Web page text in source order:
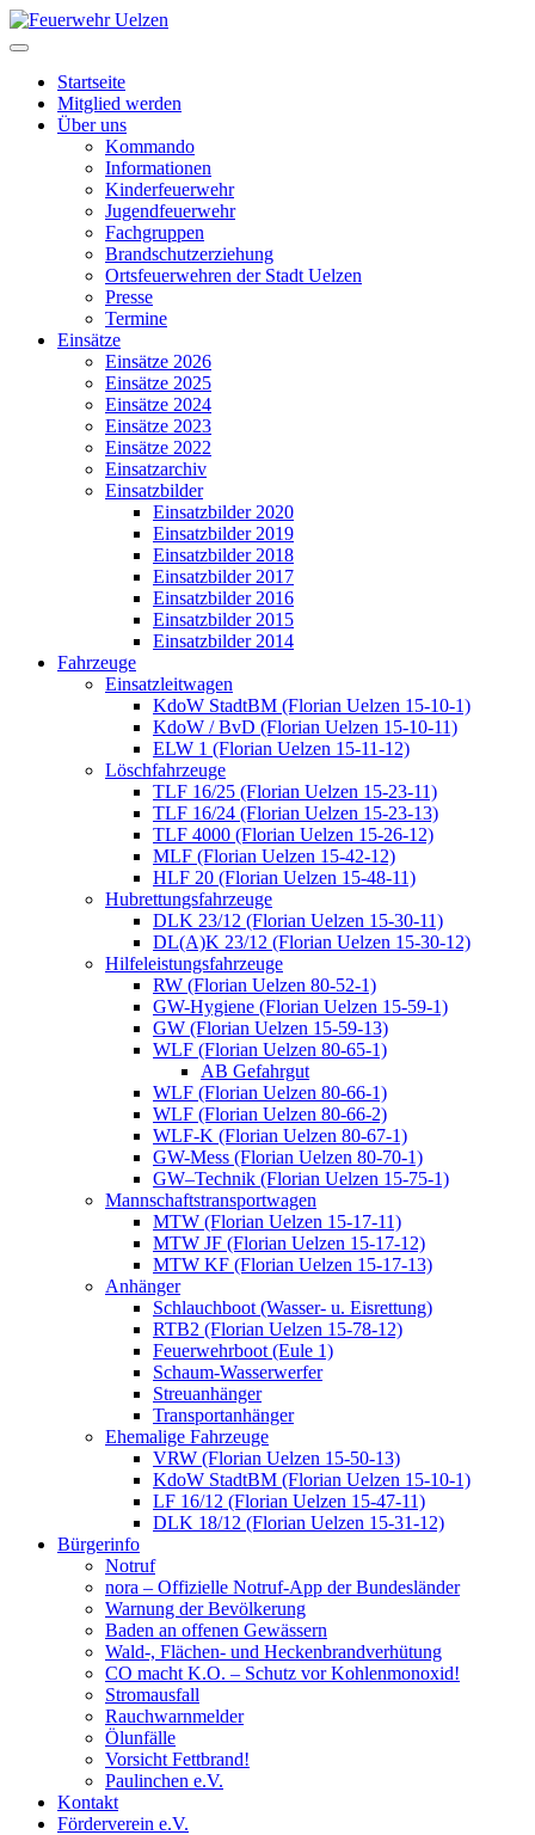
Startseite
Mitglied werden
Über uns
Kommando
Informationen
Kinderfeuerwehr
Jugendfeuerwehr
Fachgruppen
Brandschutzerziehung
Ortsfeuerwehren der Stadt Uelzen
Presse
Termine
Einsätze
Einsätze 2026
Einsätze 2025
Einsätze 2024
Einsätze 2023
Einsätze 2022
Einsatzarchiv
Einsatzbilder
Einsatzbilder 2020
Einsatzbilder 2019
Einsatzbilder 2018
Einsatzbilder 2017
Einsatzbilder 2016
Einsatzbilder 2015
Einsatzbilder 2014
Fahrzeuge
Einsatzleitwagen
KdoW StadtBM (Florian Uelzen 15-10-1)
KdoW / BvD (Florian Uelzen 15-10-11)
ELW 1 (Florian Uelzen 15-11-12)
Löschfahrzeuge
TLF 16/25 (Florian Uelzen 15-23-11)
TLF 16/24 (Florian Uelzen 15-23-13)
TLF 4000 (Florian Uelzen 15-26-12)
MLF (Florian Uelzen 15-42-12)
HLF 20 (Florian Uelzen 15-48-11)
Hubrettungsfahrzeuge
DLK 23/12 (Florian Uelzen 15-30-11)
DL(A)K 23/12 (Florian Uelzen 15-30-12)
Hilfeleistungsfahrzeuge
RW (Florian Uelzen 80-52-1)
GW-Hygiene (Florian Uelzen 15-59-1)
GW (Florian Uelzen 15-59-13)
WLF (Florian Uelzen 80-65-1)
AB Gefahrgut
WLF (Florian Uelzen 80-66-1)
WLF (Florian Uelzen 80-66-2)
WLF-K (Florian Uelzen 80-67-1)
GW-Mess (Florian Uelzen 80-70-1)
GW–Technik (Florian Uelzen 15-75-1)
Mannschaftstransportwagen
MTW (Florian Uelzen 15-17-11)
MTW JF (Florian Uelzen 15-17-12)
MTW KF (Florian Uelzen 15-17-13)
Anhänger
Schlauchboot (Wasser- u. Eisrettung)
RTB2 (Florian Uelzen 15-78-12)
Feuerwehrboot (Eule 1)
Schaum-Wasserwerfer
Streuanhänger
Transportanhänger
Ehemalige Fahrzeuge
VRW (Florian Uelzen 15-50-13)
KdoW StadtBM (Florian Uelzen 15-10-1)
LF 16/12 (Florian Uelzen 15-47-11)
DLK 18/12 (Florian Uelzen 15-31-12)
Bürgerinfo
Notruf
nora – Offizielle Notruf-App der Bundesländer
Warnung der Bevölkerung
Baden an offenen Gewässern
Wald-, Flächen- und Heckenbrandverhütung
CO macht K.O. – Schutz vor Kohlenmonoxid!
Stromausfall
Rauchwarnmelder
Ölunfälle
Vorsicht Fettbrand!
Paulinchen e.V.
Kontakt
Förderverein e.V.